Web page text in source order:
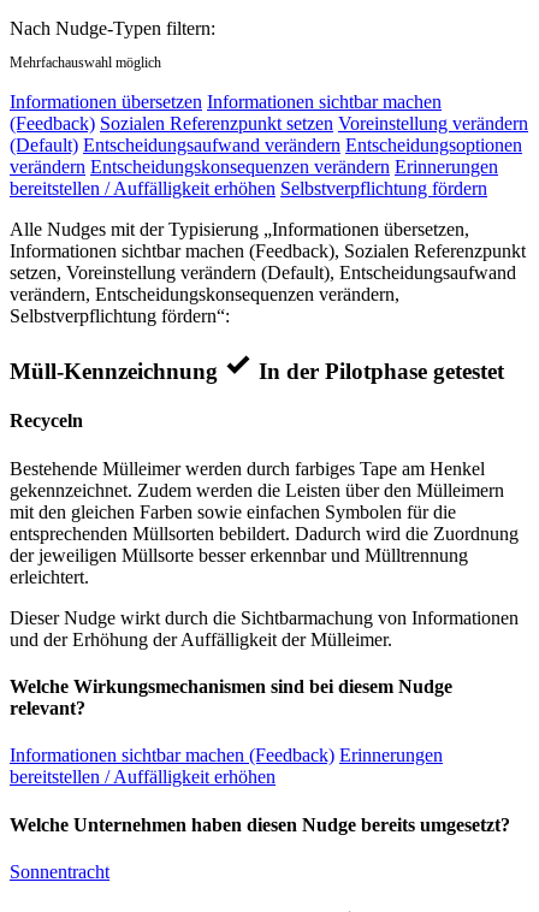
Nach Nudge-Typen filtern:
Mehrfachauswahl möglich
Informationen übersetzen Informationen sichtbar machen
(Feedback) Sozialen Referenzpunkt setzen Voreinstellung verändern
(Default) Entscheidungsaufwand verändern Entscheidungsoptionen
verändern Entscheidungskonsequenzen verändern Erinnerungen
bereitstellen / Auffälligkeit erhöhen Selbstverpflichtung fördern
Alle Nudges mit der Typisierung „Informationen übersetzen,
Informationen sichtbar machen (Feedback), Sozialen Referenzpunkt
setzen, Voreinstellung verändern (Default), Entscheidungsaufwand
verändern, Entscheidungskonsequenzen verändern,
Selbstverpflichtung fördern“:
Müll-Kennzeichnung In der Pilotphase getestet
Recyceln
Bestehende Mülleimer werden durch farbiges Tape am Henkel
gekennzeichnet. Zudem werden die Leisten über den Mülleimern
mit den gleichen Farben sowie einfachen Symbolen für die
entsprechenden Müllsorten bebildert. Dadurch wird die Zuordnung
der jeweiligen Müllsorte besser erkennbar und Mülltrennung
erleichtert.
Dieser Nudge wirkt durch die Sichtbarmachung von Informationen
und der Erhöhung der Auffälligkeit der Mülleimer.
Welche Wirkungsmechanismen sind bei diesem Nudge
relevant?
Informationen sichtbar machen (Feedback) Erinnerungen
bereitstellen / Auffälligkeit erhöhen
Welche Unternehmen haben diesen Nudge bereits umgesetzt?
Sonnentracht